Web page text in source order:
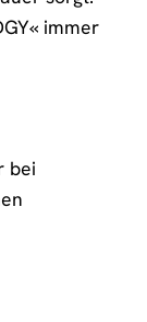
immer
bei